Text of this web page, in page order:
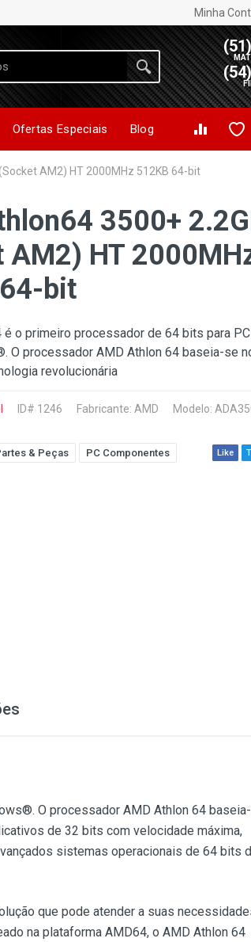
Minha
Ofertas Especiais Blog
AM2) HT 2000MHz 512KB 64-bit
3500+
AM2) HT
bit
é o primeiro processador de 64 bits para
O processador AMD Athlon 64 baseia-se
revolucionária
ID# 1246 Fabricante: AMD Modelo:
& Peças PC Componentes Like
O processador AMD Athlon 64 baseia-
de 32 bits com velocidade máxima,
sistemas operacionais de 64 bits
que pode atender a suas
na plataforma AMD64, o AMD Athlon 64